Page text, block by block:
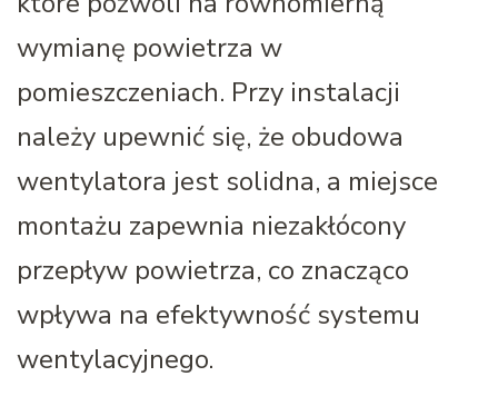
wymianę powietrza w
pomieszczeniach. Przy instalacji
należy upewnić się, że obudowa
wentylatora jest solidna, a miejsce
montażu zapewnia niezakłócony
przepływ powietrza, co znacząco
wpływa na efektywność systemu
wentylacyjnego.